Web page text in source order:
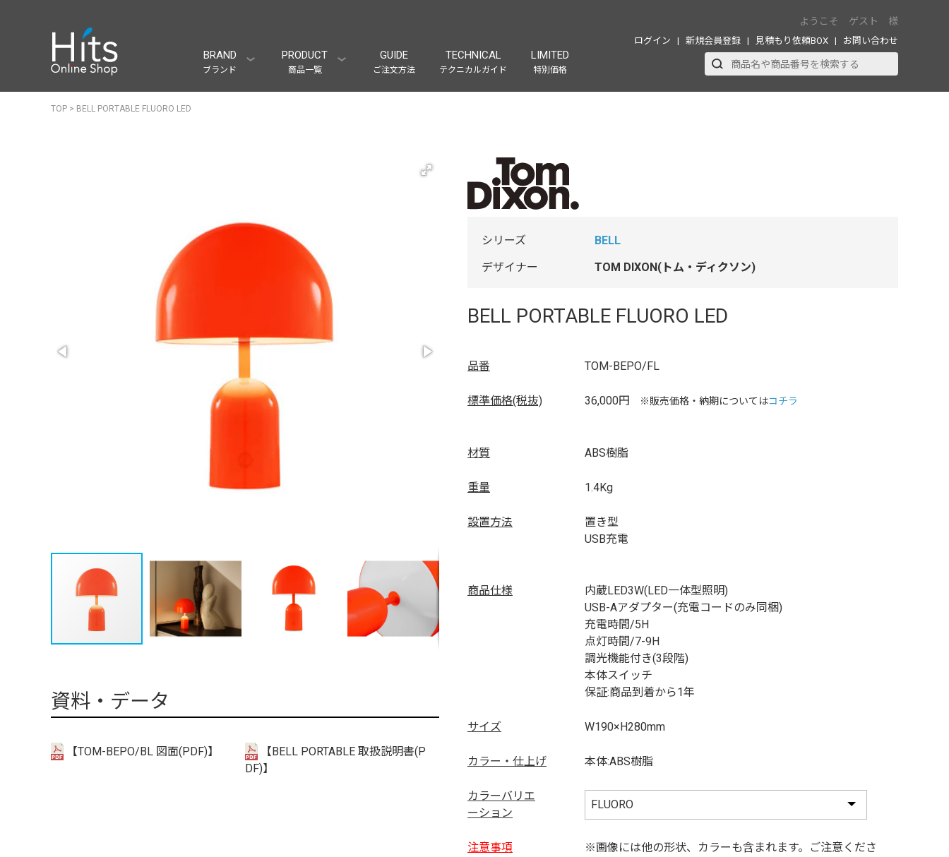
ようこそ ゲスト 様
ログイン 新規会員登録 見積もり依頼BOX お問い合わせ
BRAND
ブランド
PRODUCT
商品一覧
GUIDE
ご注文方法
TECHNICAL
テクニカルガイド
LIMITED
特別価格
TOP > BELL PORTABLE FLUORO LED
BELL PORTABLE FLUORO LED
シリーズ
BELL
デザイナー
TOM DIXON(トム・ディクソン)
品番 TOM-BEPO/FL
標準価格(税抜) 36,000円 ※販売価格・納期についてはコチラ
材質 ABS樹脂
重量 1.4Kg
設置方法
置き型
USB充電
商品仕様
内蔵LED3W(LED一体型照明)
USB-Aアダプター(充電コードのみ同梱)
充電時間/5H
点灯時間/7-9H
調光機能付き(3段階)
本体スイッチ
保証:商品到着から1年
サイズ W190×H280mm
カラー・仕上げ 本体:ABS樹脂
カラーバリエ
ーション
注意事項
※画像には他の形状、カラーも含まれます。ご注意くださ
資料・データ
【TOM-BEPO/BL 図面(PDF)】
【BELL PORTABLE 取扱説明書(P
DF)】